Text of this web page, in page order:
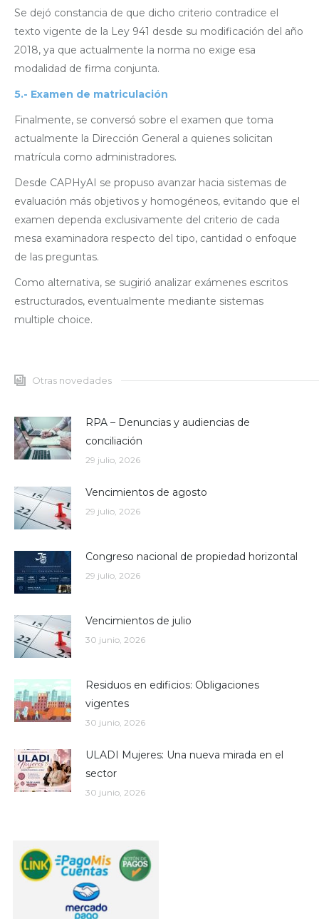
Se dejó constancia de que dicho criterio contradice el
texto vigente de la Ley 941 desde su modificación del año
2018, ya que actualmente la norma no exige esa
modalidad de firma conjunta.
5.- Examen de matriculación
Finalmente, se conversó sobre el examen que toma
actualmente la Dirección General a quienes solicitan
matrícula como administradores.
Desde CAPHyAI se propuso avanzar hacia sistemas de
evaluación más objetivos y homogéneos, evitando que el
examen dependa exclusivamente del criterio de cada
mesa examinadora respecto del tipo, cantidad o enfoque
de las preguntas.
Como alternativa, se sugirió analizar exámenes escritos
estructurados, eventualmente mediante sistemas
multiple choice.
Otras novedades
RPA – Denuncias y audiencias de
conciliación
29 julio, 2026
Vencimientos de agosto
29 julio, 2026
Congreso nacional de propiedad horizontal
29 julio, 2026
Vencimientos de julio
30 junio, 2026
Residuos en edificios: Obligaciones
vigentes
30 junio, 2026
ULADI Mujeres: Una nueva mirada en el
sector
30 junio, 2026